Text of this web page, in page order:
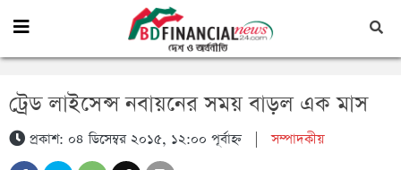
ট্রেড লাইসেন্স নবায়নের সময় বাড়ল এক মাস
প্রকাশ: ০৪ ডিসেম্বর ২০১৫, ১২:০০ পূর্বাহ্ন|সম্পাদকীয়